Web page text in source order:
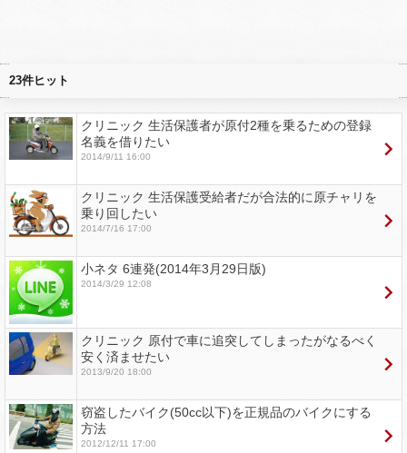
23件ヒット
クリニック 生活保護者が原付2種を乗るための登録
名義を借りたい
2014/9/11 16:00
クリニック 生活保護受給者だが合法的に原チャリを
乗り回したい
2014/7/16 17:00
小ネタ 6連発(2014年3月29日版)
2014/3/29 12:08
クリニック 原付で車に追突してしまったがなるべく
安く済ませたい
2013/9/20 18:00
窃盗したバイク(50cc以下)を正規品のバイクにする
方法
2012/12/11 17:00